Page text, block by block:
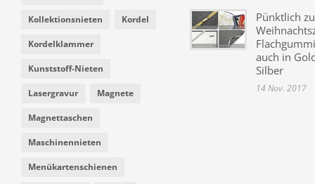
Kollektionsnieten Kordel
Kordelklammer
Kunststoff-Nieten
Lasergravur Magnete
Magnettaschen
Maschinennieten
Menükartenschienen
Pünktlich
auch in
Silber
14 Nov. 2017